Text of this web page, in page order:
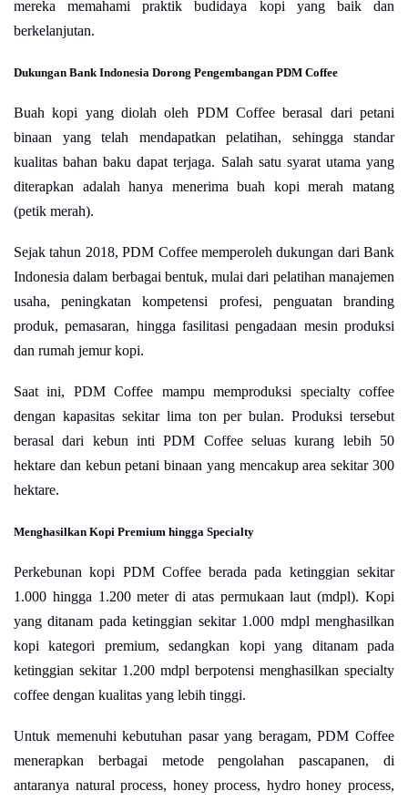
mereka memahami praktik budidaya kopi yang baik dan
berkelanjutan.
Dukungan Bank Indonesia Dorong Pengembangan PDM Coffee
Buah kopi yang diolah oleh PDM Coffee berasal dari petani
binaan yang telah mendapatkan pelatihan, sehingga standar
kualitas bahan baku dapat terjaga. Salah satu syarat utama yang
diterapkan adalah hanya menerima buah kopi merah matang
(petik merah).
Sejak tahun 2018, PDM Coffee memperoleh dukungan dari Bank
Indonesia dalam berbagai bentuk, mulai dari pelatihan manajemen
usaha, peningkatan kompetensi profesi, penguatan branding
produk, pemasaran, hingga fasilitasi pengadaan mesin produksi
dan rumah jemur kopi.
Saat ini, PDM Coffee mampu memproduksi specialty coffee
dengan kapasitas sekitar lima ton per bulan. Produksi tersebut
berasal dari kebun inti PDM Coffee seluas kurang lebih 50
hektare dan kebun petani binaan yang mencakup area sekitar 300
hektare.
Menghasilkan Kopi Premium hingga Specialty
Perkebunan kopi PDM Coffee berada pada ketinggian sekitar
1.000 hingga 1.200 meter di atas permukaan laut (mdpl). Kopi
yang ditanam pada ketinggian sekitar 1.000 mdpl menghasilkan
kopi kategori premium, sedangkan kopi yang ditanam pada
ketinggian sekitar 1.200 mdpl berpotensi menghasilkan specialty
coffee dengan kualitas yang lebih tinggi.
Untuk memenuhi kebutuhan pasar yang beragam, PDM Coffee
menerapkan berbagai metode pengolahan pascapanen, di
antaranya natural process, honey process, hydro honey process,